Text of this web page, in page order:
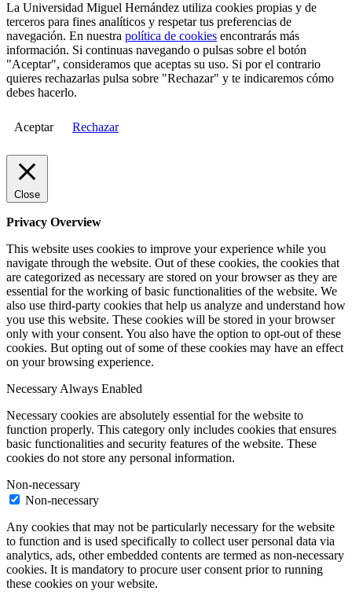
La Universidad Miguel Hernández utiliza cookies propias y de
terceros para fines analíticos y respetar tus preferencias de
navegación. En nuestra política de cookies encontrarás más
información. Si continuas navegando o pulsas sobre el botón
"Aceptar", consideramos que aceptas su uso. Si por el contrario
quieres rechazarlas pulsa sobre "Rechazar" y te indicaremos cómo
debes hacerlo.
Aceptar Rechazar
Close
Privacy Overview
This website uses cookies to improve your experience while you
navigate through the website. Out of these cookies, the cookies that
are categorized as necessary are stored on your browser as they are
essential for the working of basic functionalities of the website. We
also use third-party cookies that help us analyze and understand how
you use this website. These cookies will be stored in your browser
only with your consent. You also have the option to opt-out of these
cookies. But opting out of some of these cookies may have an effect
on your browsing experience.
NecessaryAlways Enabled
Necessary cookies are absolutely essential for the website to
function properly. This category only includes cookies that ensures
basic functionalities and security features of the website. These
cookies do not store any personal information.
Non-necessary
Non-necessary
Any cookies that may not be particularly necessary for the website
to function and is used specifically to collect user personal data via
analytics, ads, other embedded contents are termed as non-necessary
cookies. It is mandatory to procure user consent prior to running
these cookies on your website.